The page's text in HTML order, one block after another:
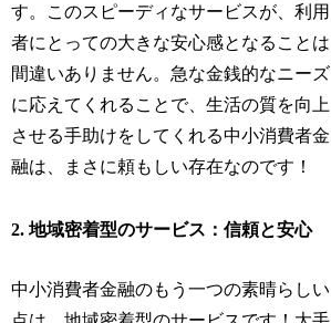
す。このスピーディなサービスが、利用
者にとっての大きな安心感となることは
間違いありません。急な金銭的なニーズ
に応えてくれることで、生活の質を向上
させる手助けをしてくれる中小消費者金
融は、まさに頼もしい存在なのです！
2. 地域密着型のサービス：信頼と安心
中小消費者金融のもう一つの素晴らしい